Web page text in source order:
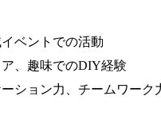
ベントでの活動
、趣味でのDIY経験
ション力、チームワーク